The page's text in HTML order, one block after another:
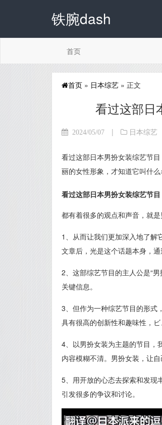
铁腕dash
首页
首页 » 日本综艺 » 正文
看过这部日
2024/05/07 | 日本综艺
看过这部日本男扮女装综艺节
丽的女性形象，才知道它叫什
看过这部日本男扮女装综艺节目
都有着很多的观点和声音，就
1、从而让我们更加深入地了解
文章后，光是这个话题本身，通
2、这部综艺节目的主人公是“
关键信息。
3、但作为一种综艺节目的形式
具有很高的创新性和趣味性，
4、以男扮女装为主题的节目
内容模糊不清。男扮女装，让
5、用开放的心态去探索和发现
引发很多的争议和讨论。